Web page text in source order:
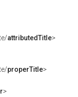
attributedTitle>
properTitle>
>